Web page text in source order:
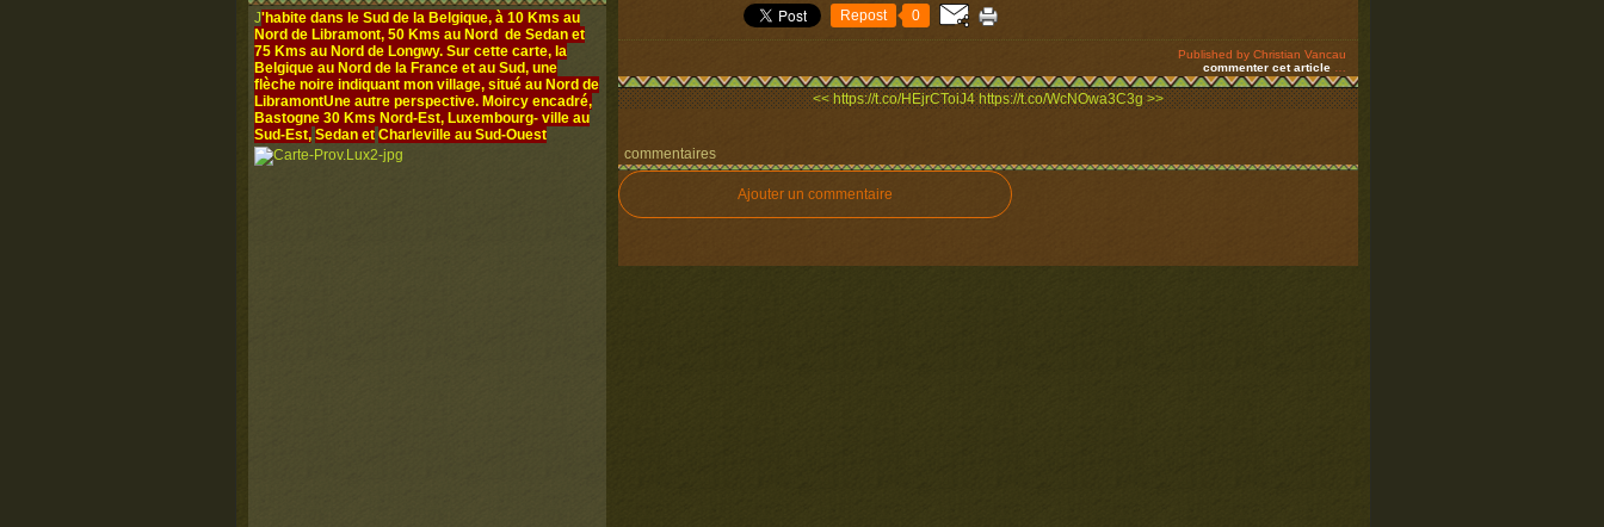
J'habite dans le Sud de la Belgique, à 10 Kms au
Nord de Libramont, 50 Kms au Nord de Sedan et
75 Kms au Nord de Longwy. Sur cette carte, la
Belgique au Nord de la France et au Sud, une
flèche noire indiquant mon village, situé au Nord de
LibramontUne autre perspective. Moircy encadré,
Bastogne 30 Kms Nord-Est, Luxembourg- ville au
Sud-Est, Sedan et Charleville au Sud-Ouest
Repost 0
Published by Christian Vancau
commenter cet article
<< https://t.co/HEjrCToiJ4 https://t.co/WcNOwa3C3g >>
commentaires
Ajouter un commentaire